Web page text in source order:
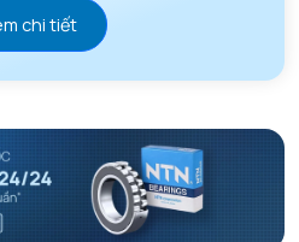
chi tiết